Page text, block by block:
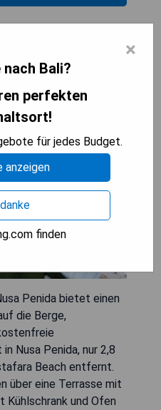
Penida bietet einen
die Berge,
Nusa Penida, nur 2,8
Beach entfernt.
über eine Terrasse mit
Kühlschrank und Ofen
×
nach Bali?
perfekten
für jedes Budget.
anzeigen
finden